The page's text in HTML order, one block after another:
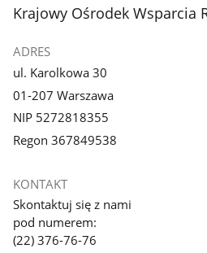
stopka
Krajowy Ośrodek Wsparcia
ADRES
ul. Karolkowa 30
01-207 Warszawa
NIP 5272818355
Regon 367849538
KONTAKT
Skontaktuj się z nami
pod numerem:
(22) 376-76-76